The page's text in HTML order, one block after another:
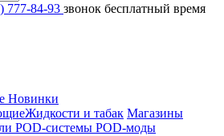
777-84-93 звонок бесплатный время
Новинки
Жидкости и табак Магазины
POD-системы POD-моды